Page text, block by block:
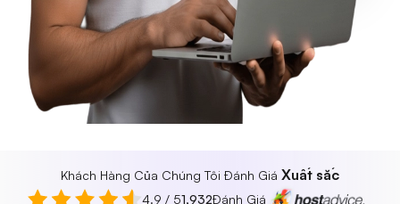
Khách Hàng Của Chúng Tôi Đánh Giá Xuất sắc
4.9 / 51,932Đánh Giá